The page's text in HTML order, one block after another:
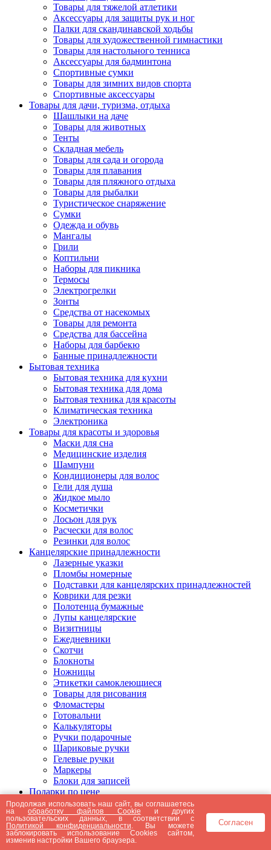
Товары для тяжелой атлетики
Аксессуары для защиты рук и ног
Палки для скандинавской ходьбы
Товары для художественной гимнастики
Товары для настольного тенниса
Аксессуары для бадминтона
Спортивные сумки
Товары для зимних видов спорта
Спортивные аксессуары
Товары для дачи, туризма, отдыха
Шашлыки на даче
Товары для животных
Тенты
Складная мебель
Товары для сада и огорода
Товары для плавания
Товары для пляжного отдыха
Товары для рыбалки
Туристическое снаряжение
Сумки
Одежда и обувь
Мангалы
Грили
Коптильни
Наборы для пикника
Термосы
Электрогрелки
Зонты
Средства от насекомых
Товары для ремонта
Средства для бассейна
Наборы для барбекю
Банные принадлежности
Бытовая техника
Бытовая техника для кухни
Бытовая техника для дома
Бытовая техника для красоты
Климатическая техника
Электроника
Товары для красоты и здоровья
Маски для сна
Медицинские изделия
Шампуни
Кондиционеры для волос
Гели для душа
Жидкое мыло
Косметички
Лосьон для рук
Расчески для волос
Резинки для волос
Канцелярские принадлежности
Лазерные указки
Пломбы номерные
Подставки для канцелярских принадлежностей
Коврики для резки
Полотенца бумажные
Лупы канцелярские
Визитницы
Ежедневники
Скотчи
Блокноты
Ножницы
Этикетки самоклеющиеся
Товары для рисования
Фломастеры
Готовальни
Калькуляторы
Ручки подарочные
Шариковые ручки
Гелевые ручки
Маркеры
Блоки для записей
Подарки по цене
Подарки от 5000 рублей
Подарки до 5000 рублей
Подарки до 3000 рублей
Подарки до 2000 рублей
Подарки до 1000 рублей
Продолжая использовать наш сайт, вы соглашаетесь
наобработку файлов Cookie и других
пользовательских данных, в соответствии с
Политикой конфиденциальности . Вы можете
заблокировать использование Cookies сайтом,
изменив настройки Вашего браузера.
Согласен